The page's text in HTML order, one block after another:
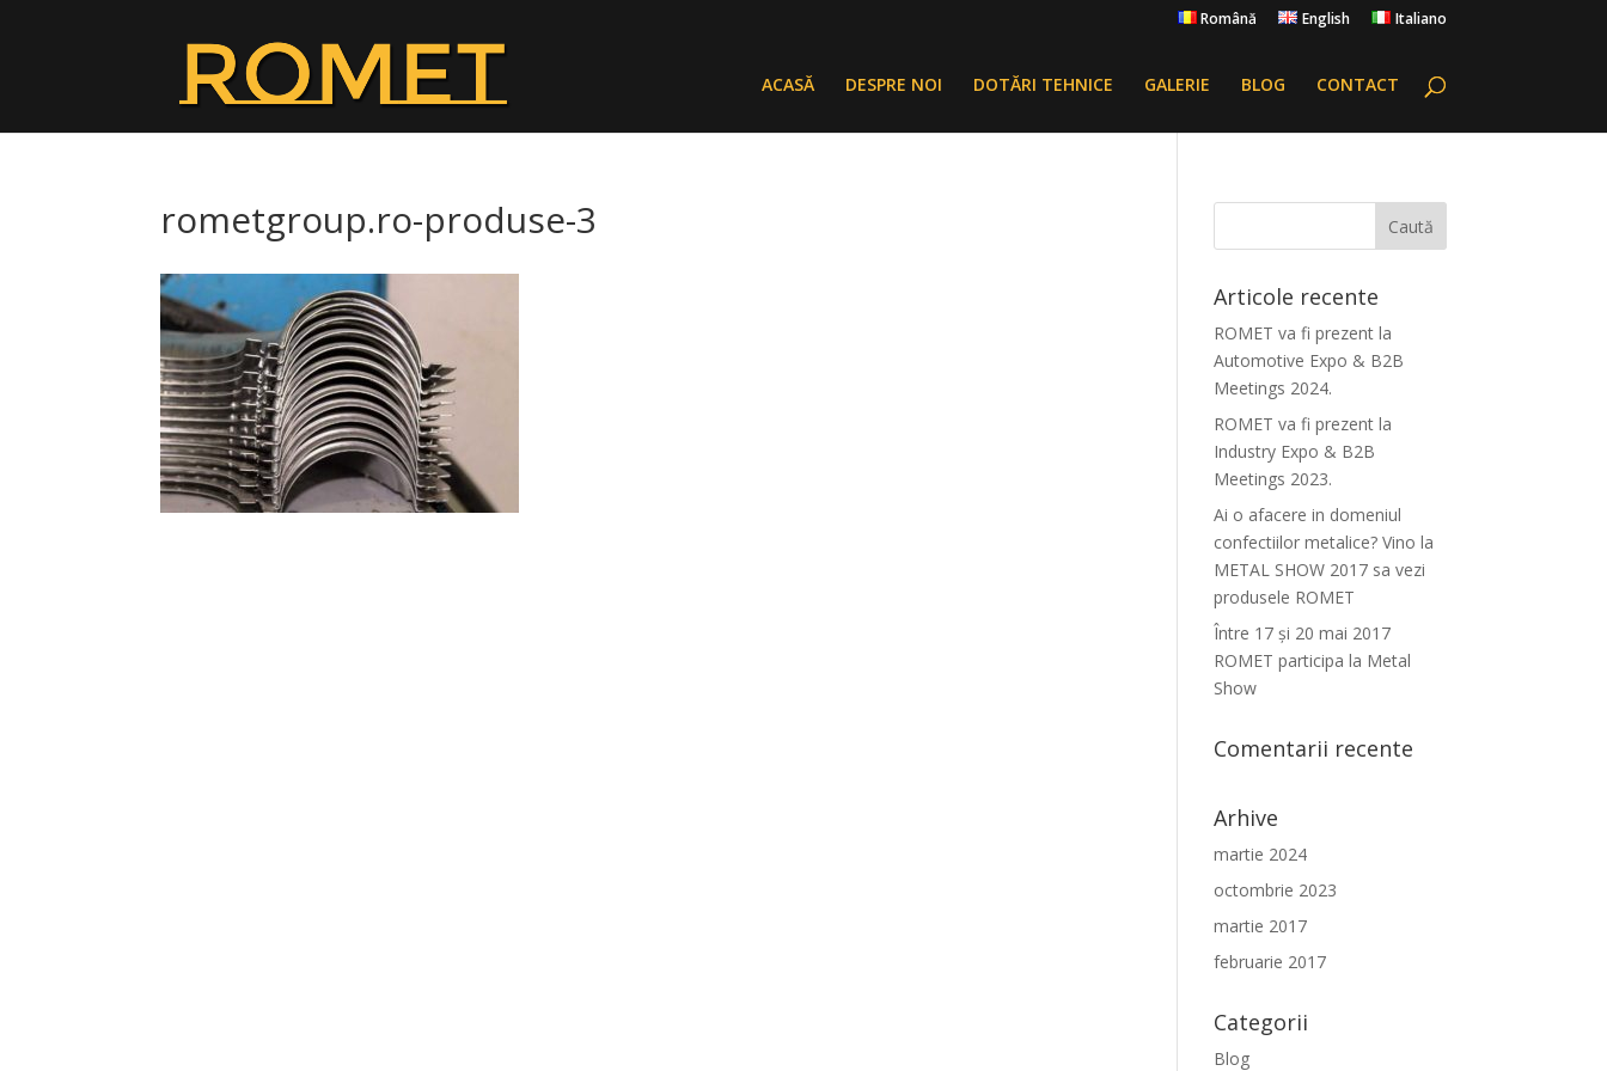
Română English Italiano
ACASĂ DESPRE NOI DOTĂRI TEHNICE GALERIE BLOG CONTACT
rometgroup.ro-produse-3
Articole recente
ROMET va fi prezent la
Automotive Expo & B2B
Meetings 2024.
ROMET va fi prezent la
Industry Expo & B2B
Meetings 2023.
Ai o afacere in domeniul
confectiilor metalice? Vino la
METAL SHOW 2017 sa vezi
produsele ROMET
Între 17 şi 20 mai 2017
ROMET participa la Metal
Show
Comentarii recente
Arhive
martie 2024
octombrie 2023
martie 2017
februarie 2017
Categorii
Blog